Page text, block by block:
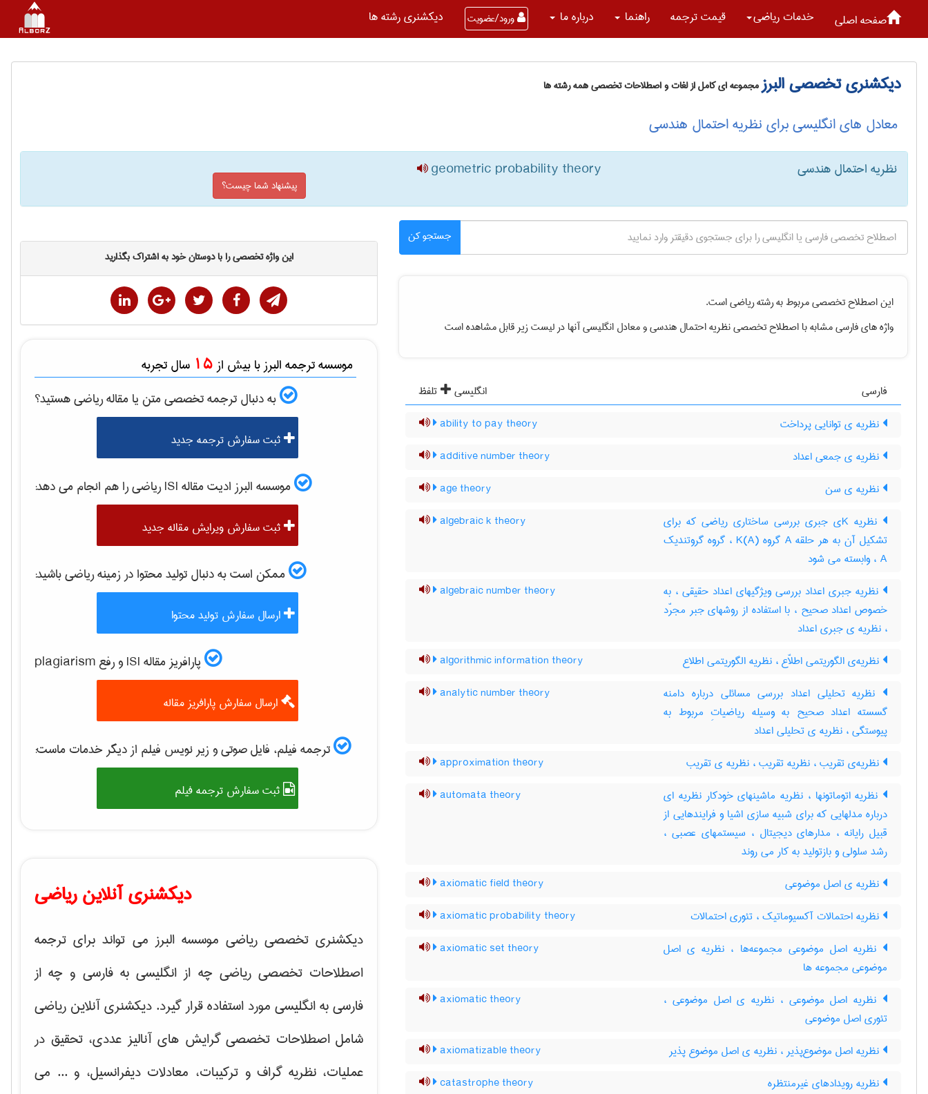
صفحه اصلی خدمات رياضی قیمت ترجمه راهنما درباره ما ورود/عضویت دیکشنری رشته ها
دیکشنری تخصصی البرزمجموعه ای کامل از لغات و اصطلاحات تخصصی همه رشته ها
معادل های انگلیسی برای نظریه احتمال هندسی
نظریه احتمال هندسی geometric probability theory
پیشنهاد شما چیست؟
جستجو کن
این اصطلاح تخصصی مربوط به رشتهرياضیاست.
واژه های فارسی مشابه با اصطلاح تخصصینظریه احتمال هندسیو معادل انگلیسی آنها در لیست زیر قابل مشاهده است
فارسی انگلیسی
تلفظ
نظریه ی توانایی پرداخت
ability to pay theory
نظریه ی جمعی اعداد additive number theory
نظریه ی سن age theory
نظریه Kی جبری بررسی ساختاری ریاضی که برای
تشکیل آن به هر حلقه A گروه K(A) ، گروه گروتندیک
A ، وابسته می شود
algebraic k theory
نظریه جبری اعداد بررسی ویژگیهای اعداد حقیقی ، به
خصوص اعداد صحیح ، با استفاده از روشهای جبر مجرّد
، نظریه ی جبری اعداد
algebraic number theory
نظریه‌ی الگوریتمی اطلاّع ، نظریه الگوریتمی اطلاع algorithmic information theory
نظریه تحلیلی اعداد بررسی مسائلی درباره دامنه
گسسته اعداد صحیح به وسیله ریاضیاتِ مربوط به
پیوستگی ، نظریه ی تحلیلی اعداد
analytic number theory
نظریه‌ی تقریب ، نظریه تقریب ، نظریه ی تقریب approximation theory
نظریه اتوماتونها ، نظریه ماشینهای خودکار نظریه ای
درباره مدلهایی که برای شبیه سازی اشیا و فرایندهایی از
قبیل رایانه ، مدارهای دیجیتال ، سیستمهای عصبی ،
رشد سلولی و بازتولید به کار می روند
automata theory
نظریه ی اصل موضوعی axiomatic field theory
نظریه احتمالات آکسیوماتیک ، تئوری احتمالات axiomatic probability theory
نظریه اصل موضوعی مجموعه‌ها ، نظریه ی اصل
موضوعی مجموعه ها
axiomatic set theory
نظریه اصل موضوعی ، نظریه ی اصل موضوعی ،
تئوری اصل موضوعی
axiomatic theory
نظریه اصل موضوع‌پذیر ، نظریه ی اصل موضوع پذیر axiomatizable theory
نظریه رویدادهای غیرمنتظره catastrophe theory
این واژه تخصصی را با دوستان خود به اشتراک بگذارید
موسسه ترجمه البرز با بیش از 15 سال تجربه
به دنبال ترجمه تخصصی متن یا مقالهرياضیهستید؟
ثبت سفارش ترجمه جدید
موسسه البرز ادیت مقاله ISI رياضیرا هم انجام می دهد:
ثبت سفارش ویرایش مقاله جدید
ممکن است به دنبال تولید محتوا در زمینهرياضیباشید:
ارسال سفارش تولید محتوا
پارافریز مقاله ISI و رفع plagiarism
ارسال سفارش پارافریز مقاله
ترجمه فیلم، فایل صوتی و زیر نویس فیلم از دیگر خدمات ماست:
ثبت سفارش ترجمه فیلم
دیکشنری آنلاین ریاضی
دیکشنری تخصصی ریاضی موسسه البرز می تواند برای ترجمه
اصطلاحات تخصصی ریاضی چه از انگلیسی به فارسی و چه از
فارسی به انگلیسی مورد استفاده قرار گیرد. دیکشنری آنلاین ریاضی
شامل اصطلاحات تخصصی گرایش هایآنالیز عددی، تحقیق در
عملیات، نظریه گراف و تركیبات، معادلات دیفرانسیل، و ... می